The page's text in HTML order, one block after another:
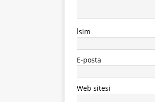
İsim
E-posta
Web sitesi